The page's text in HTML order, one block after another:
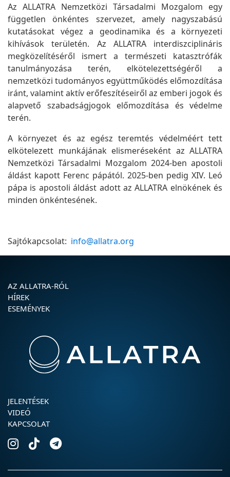
Az ALLATRA Nemzetközi Társadalmi Mozgalom egy
független önkéntes szervezet, amely nagyszabású
kutatásokat végez a geodinamika és a környezeti
kihívások területén. Az ALLATRA interdiszciplináris
megközelítéséről ismert a természeti katasztrófák
tanulmányozása terén, elkötelezettségéről a
nemzetközi tudományos együttműködés előmozdítása
iránt, valamint aktív erőfeszítéseiről az emberi jogok és
alapvető szabadságjogok előmozdítása és védelme
terén.
A környezet és az egész teremtés védelméért tett
elkötelezett munkájának elismeréseként az ALLATRA
Nemzetközi Társadalmi Mozgalom 2024-ben apostoli
áldást kapott Ferenc pápától. 2025-ben pedig XIV. Leó
pápa is apostoli áldást adott az ALLATRA elnökének és
minden önkéntesének.
Sajtókapcsolat: info@allatra.org
AZ ALLATRA-RÓL
HÍREK
ESEMÉNYEK
JELENTÉSEK
VIDEÓ
KAPCSOLAT